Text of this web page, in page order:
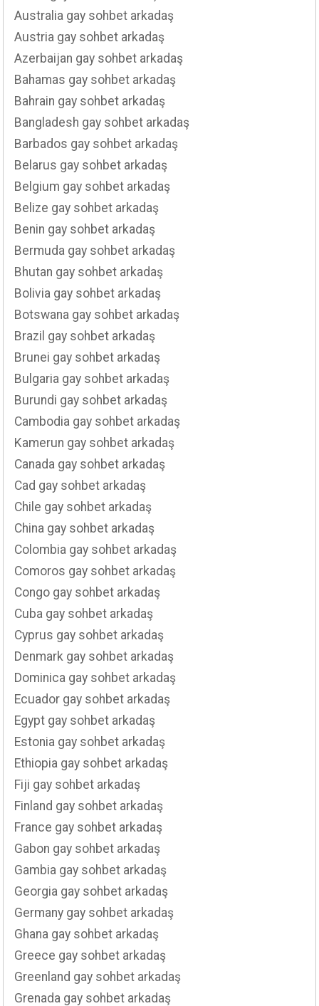
Australia gay sohbet arkadaş
Austria gay sohbet arkadaş
Azerbaijan gay sohbet arkadaş
Bahamas gay sohbet arkadaş
Bahrain gay sohbet arkadaş
Bangladesh gay sohbet arkadaş
Barbados gay sohbet arkadaş
Belarus gay sohbet arkadaş
Belgium gay sohbet arkadaş
Belize gay sohbet arkadaş
Benin gay sohbet arkadaş
Bermuda gay sohbet arkadaş
Bhutan gay sohbet arkadaş
Bolivia gay sohbet arkadaş
Botswana gay sohbet arkadaş
Brazil gay sohbet arkadaş
Brunei gay sohbet arkadaş
Bulgaria gay sohbet arkadaş
Burundi gay sohbet arkadaş
Cambodia gay sohbet arkadaş
Kamerun gay sohbet arkadaş
Canada gay sohbet arkadaş
Cad gay sohbet arkadaş
Chile gay sohbet arkadaş
China gay sohbet arkadaş
Colombia gay sohbet arkadaş
Comoros gay sohbet arkadaş
Congo gay sohbet arkadaş
Cuba gay sohbet arkadaş
Cyprus gay sohbet arkadaş
Denmark gay sohbet arkadaş
Dominica gay sohbet arkadaş
Ecuador gay sohbet arkadaş
Egypt gay sohbet arkadaş
Estonia gay sohbet arkadaş
Ethiopia gay sohbet arkadaş
Fiji gay sohbet arkadaş
Finland gay sohbet arkadaş
France gay sohbet arkadaş
Gabon gay sohbet arkadaş
Gambia gay sohbet arkadaş
Georgia gay sohbet arkadaş
Germany gay sohbet arkadaş
Ghana gay sohbet arkadaş
Greece gay sohbet arkadaş
Greenland gay sohbet arkadaş
Grenada gay sohbet arkadaş